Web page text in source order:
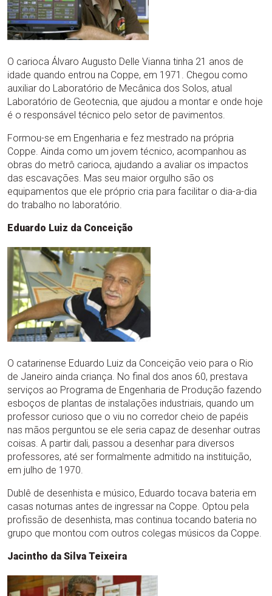
O carioca Álvaro Augusto Delle Vianna tinha 21 anos de
idade quando entrou na Coppe, em 1971. Chegou como
auxiliar do Laboratório de Mecânica dos Solos, atual
Laboratório de Geotecnia, que ajudou a montar e onde hoje
é o responsável técnico pelo setor de pavimentos.
Formou-se em Engenharia e fez mestrado na própria
Coppe. Ainda como um jovem técnico, acompanhou as
obras do metrô carioca, ajudando a avaliar os impactos
das escavações. Mas seu maior orgulho são os
equipamentos que ele próprio cria para facilitar o dia-a-dia
do trabalho no laboratório.
Eduardo Luiz da Conceição
O catarinense Eduardo Luiz da Conceição veio para o Rio
de Janeiro ainda criança. No final dos anos 60, prestava
serviços ao Programa de Engenharia de Produção fazendo
esboços de plantas de instalações industriais, quando um
professor curioso que o viu no corredor cheio de papéis
nas mãos perguntou se ele seria capaz de desenhar outras
coisas. A partir dali, passou a desenhar para diversos
professores, até ser formalmente admitido na instituição,
em julho de 1970.
Dublê de desenhista e músico, Eduardo tocava bateria em
casas noturnas antes de ingressar na Coppe. Optou pela
profissão de desenhista, mas continua tocando bateria no
grupo que montou com outros colegas músicos da Coppe.
Jacintho da Silva Teixeira